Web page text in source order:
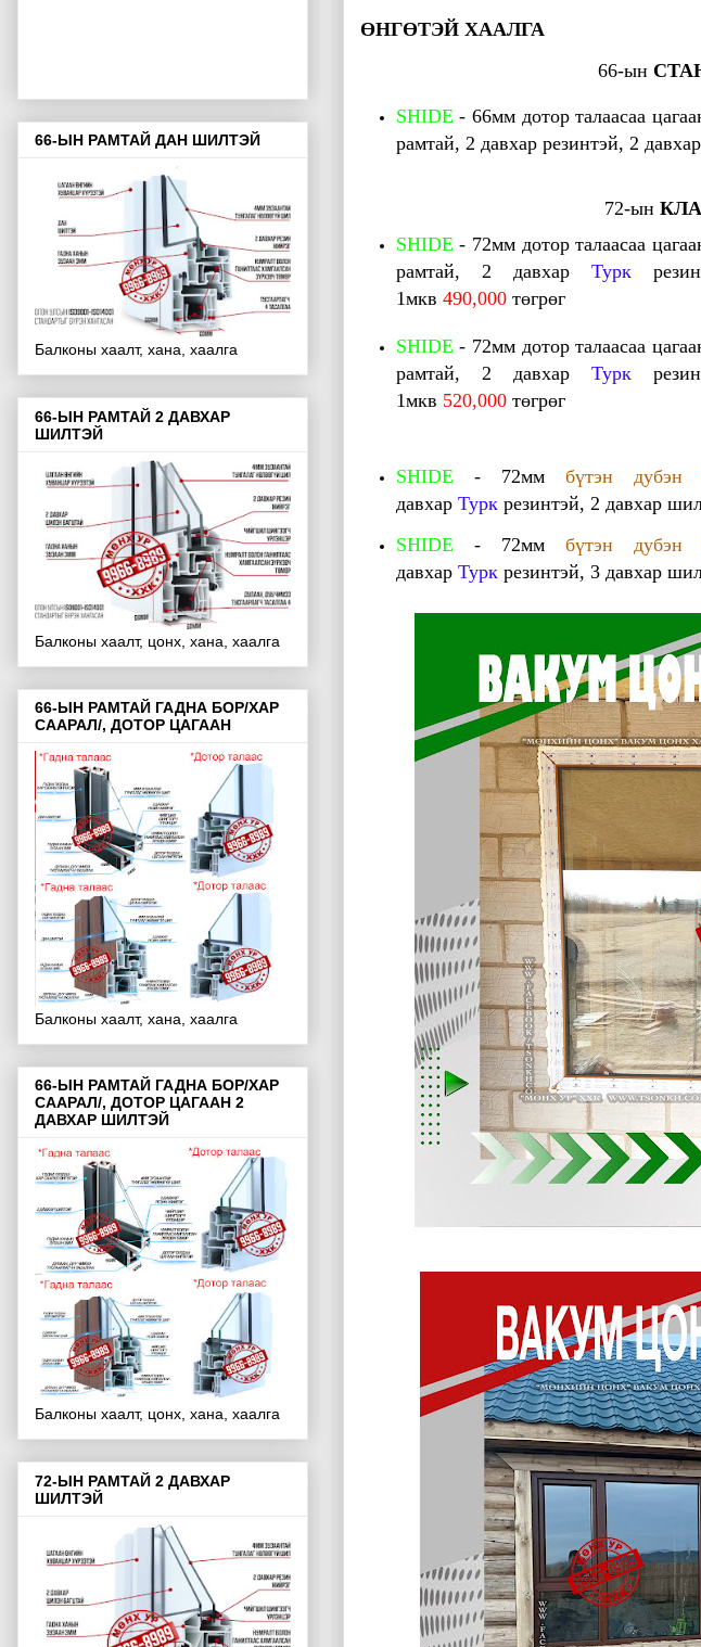
ӨНГӨТЭЙ ХААЛГА
66-ын
SHIDE - 66мм дотор талаасаа
рамтай, 2 давхар резинтэй, 2
72-ын
SHIDE- 72мм дотор талаасаа
рамтай, 2 давхарТурк
1мкв 490,000 төгрөг
SHIDE- 72мм дотор талаасаа
рамтай, 2 давхарТурк
1мкв 520,000 төгрөг
SHIDE - 72мм бүтэн дубэн
давхар Туркрезинтэй, 2 давхар
SHIDE - 72мм бүтэн дубэн
давхар Турк резинтэй, 3 давхар
66-ЫН РАМТАЙ ДАН ШИЛТЭЙ
Балконы хаалт, хана, хаалга
66-ЫН РАМТАЙ 2 ДАВХАР
ШИЛТЭЙ
Балконы хаалт, цонх, хана, хаалга
66-ЫН РАМТАЙ ГАДНА БОР/ХАР
СААРАЛ/, ДОТОР ЦАГААН
Балконы хаалт, хана, хаалга
66-ЫН РАМТАЙ ГАДНА БОР/ХАР
СААРАЛ/, ДОТОР ЦАГААН 2
ДАВХАР ШИЛТЭЙ
Балконы хаалт, цонх, хана, хаалга
72-ЫН РАМТАЙ 2 ДАВХАР
ШИЛТЭЙ